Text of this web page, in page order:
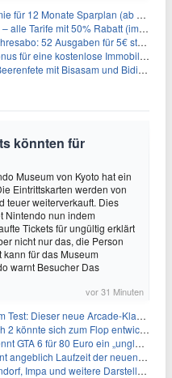
12 Monate Sparplan (ab 100€/Monat)
Tarife mit 50% Rabatt (im ersten Jahr)
für 5€ statt 207,48€ – per Formular kündbar!
eine kostenlose Immobilienbewertung
mit Bisasam und Bidiza für 14,99€
könnten für
Museum von Kyoto hat ein
Eintrittskarten werden von
teuer weiterverkauft. Dies
Nintendo nun indem
Tickets für ungültig erklärt
nicht nur das, die Person
für das Museum
warnt Besucher Das
vor 31 Minuten
neue Arcade-Klassiker verzeiht dir gar nichts
könnte sich zum Flop entwickeln
für 80 Euro ein „unglaubliches Schnäppchen“
Laufzeit der neuen Gameplay-Präsentation
und weitere Darsteller sollen feststehen